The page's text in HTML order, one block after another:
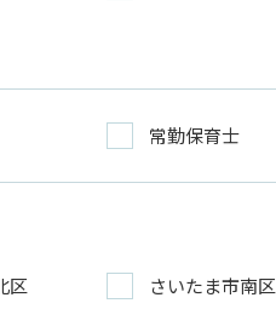
常勤保育士
区 さいたま市南区